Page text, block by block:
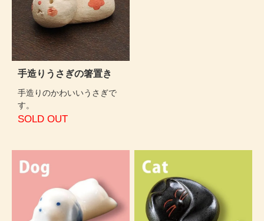
手造りうさぎの箸置き
手造りのかわいいうさぎで
す。
SOLD OUT